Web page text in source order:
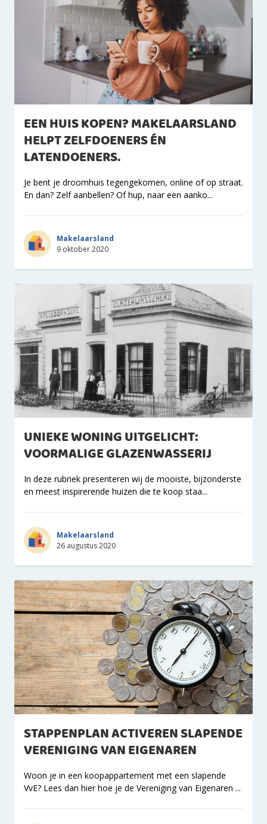
EEN HUIS KOPEN? MAKELAARSLAND
HELPT ZELFDOENERS ÉN
LATENDOENERS.
Je bent je droomhuis tegengekomen, online of op straat.
En dan? Zelf aanbellen? Of hup, naar een aanko...
Makelaarsland
9 oktober 2020
UNIEKE WONING UITGELICHT:
VOORMALIGE GLAZENWASSERIJ
In deze rubriek presenteren wij de mooiste, bijzonderste
en meest inspirerende huizen die te koop staa...
Makelaarsland
26 augustus 2020
STAPPENPLAN ACTIVEREN SLAPENDE
VERENIGING VAN EIGENAREN
Woon je in een koopappartement met een slapende
VvE? Lees dan hier hoe je de Vereniging van Eigenaren ...